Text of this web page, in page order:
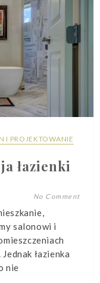
I PROJEKTOWANIE
łazienki
No Comment
salonowi i
łazienka
nie